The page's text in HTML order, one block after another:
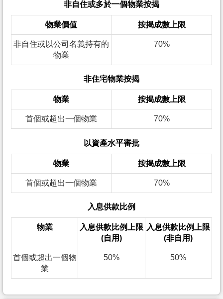
非自住或多於一個物業按揭
物業價值 按揭成數上限
非自住或以公司名義持有的
物業
70%
非住宅物業按揭
物業 按揭成數上限
首個或超出一個物業 70%
以資產水平審批
物業 按揭成數上限
首個或超出一個物業 70%
入息供款比例
物業
入息供款比例上限
(自用)
入息供款比例上限
(非自用)
首個或超出一個物
業
50% 50%